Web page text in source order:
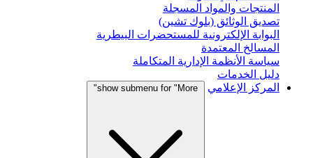
المنتجات والمواد المسجلة
تصديق الوثائق (بلوك تشين)
البوابة الإلكترونية للمستحضرات البيطرية
المسالخ المعتمدة
سياسة الأنظمة الإدارية المتكاملة
دليل الخدمات
المركز الإعلامي
show submenu for "More"